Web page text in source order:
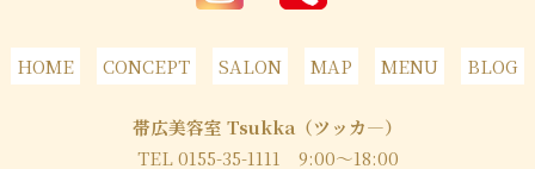
HOME CONCEPT SALON MAP MENU BLOG
帯広美容室 Tsukka（ツッカ―）
TEL 0155-35-1111 9:00～18:00